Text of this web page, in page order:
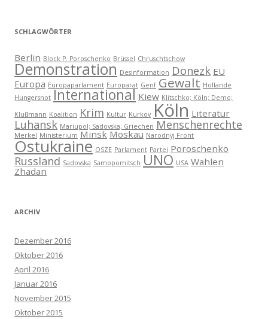
SCHLAGWÖRTER
Berlin Block P. Poroschenko Brüssel Chruschtschow
Demonstration Desinformation Donezk EU
Europa Europaparlament Europarat Genf Gewalt Hollande
Hungersnot International Kiew Klitschko; Köln; Demo;
Klußmann Koalition Krim Kultur Kurkov Köln Literatur
Luhansk Mariupol; Sadovska; Griechen Menschenrechte
Merkel Ministerium Minsk Moskau Narodnyj Front
Ostukraine OSZE Parlament Partei Poroschenko
Russland Sadovska Samopomitsch UNO USA Wahlen
Zhadan
ARCHIV
Dezember 2016
Oktober 2016
April 2016
Januar 2016
November 2015
Oktober 2015